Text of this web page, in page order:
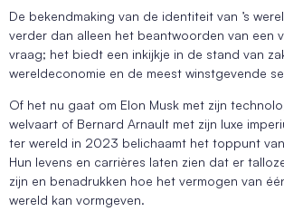
De bekendmaking van de identiteit van ’s
verder dan alleen het beantwoorden van een
vraag; het biedt een inkijkje in de stand van
wereldeconomie en de meest winstgevende
Of het nu gaat om Elon Musk met zijn
welvaart of Bernard Arnault met zijn luxe
ter wereld in 2023 belichaamt het toppunt
Hun levens en carrières laten zien dat er
zijn en benadrukken hoe het vermogen van
wereld kan vormgeven.